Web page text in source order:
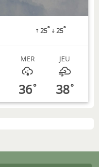
25° 25°
MER
36°
JEU
38°